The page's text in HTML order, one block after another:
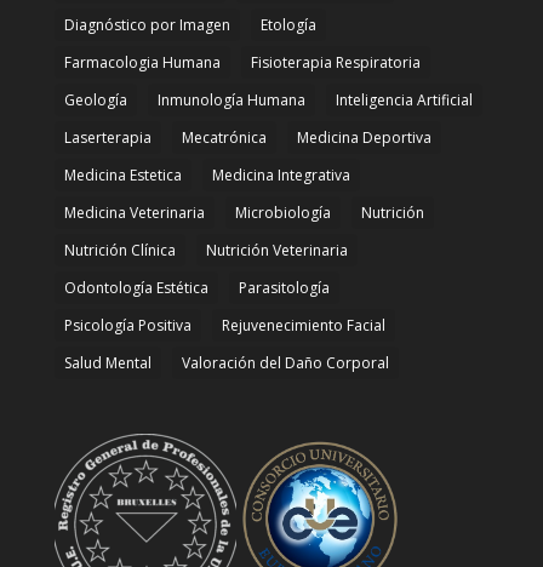
Diagnóstico por Imagen
Etología
Farmacologia Humana
Fisioterapia Respiratoria
Geología
Inmunología Humana
Inteligencia Artificial
Laserterapia
Mecatrónica
Medicina Deportiva
Medicina Estetica
Medicina Integrativa
Medicina Veterinaria
Microbiología
Nutrición
Nutrición Clínica
Nutrición Veterinaria
Odontología Estética
Parasitología
Psicología Positiva
Rejuvenecimiento Facial
Salud Mental
Valoración del Daño Corporal